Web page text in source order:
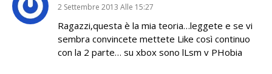
2 Settembre 2013 Alle 15:27
Ragazzi,questa è la mia teoria…leggete e se vi
sembra convincete mettete Like così continuo
con la 2 parte… su xbox sono lLsm v PHobia